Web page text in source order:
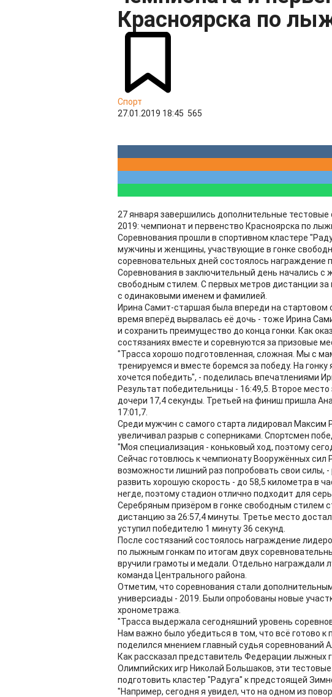
Красноярска по
Спорт
27.01.2019 18:45 565
27 января завершились дополнительные
2019: чемпионат и первенство Красноярска по
Соревнования прошли в спортивном кластере
мужчины и женщины, участвующие в гонке
соревновательных дней состоялось награждение
Соревнования в заключительный день начались с
свободным стилем. С первых метров дистанции
с одинаковыми именем и фамилией.
Ирина Самит-старшая была впереди на стартовом
время вперёд вырвалась её дочь - тоже Ирина
и сохранить преимущество до конца гонки. Как
состязаниях вместе и соревнуются за призовые
"Трасса хорошо подготовленная, сложная. Мы с
тренируемся и вместе боремся за победу. На
хочется победить", - поделилась впечатлениями
Результат победительницы - 16:49,5. Второе
дочери 17,4 секунды. Третьей на финиш пришла
17:01,7.
Среди мужчин с самого старта лидировал Максим
увеличивал разрыв с соперниками. Спортсмен
"Моя специализация - коньковый ход, поэтому
Сейчас готовлюсь к чемпионату Вооружённых
возможности лишний раз попробовать свои силы,
развить хорошую скорость - до 58,5 километра в
негде, поэтому стадион отлично подходит для
Серебряным призёром в гонке свободным стилем
дистанцию за 26:57,4 минуты. Третье место
уступил победителю 1 минуту 36 секунд.
После состязаний состоялось награждение
по лыжным гонкам по итогам двух
вручили грамоты и медали. Отдельно награждали
команда Центрального района.
Отметим, что соревнования стали
универсиады - 2019. Были опробованы новые
хронометража.
"Трасса выдержала сегодняшний уровень
Нам важно было убедиться в том, что всё готово к
поделился мнением главный судья соревнований
Как рассказал представитель Федерации лыжных
Олимпийских игр Николай Большаков, эти
подготовить кластер "Радуга" к предстоящей
"Например, сегодня я увидел, что на одном из